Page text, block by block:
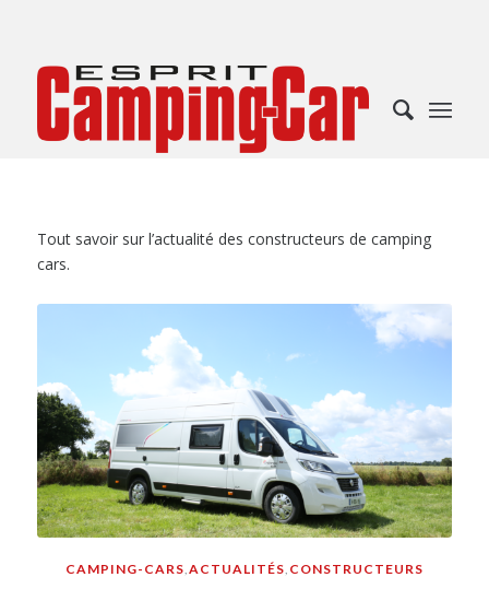
Tout savoir sur l’actualité des constructeurs de camping
cars.
CAMPING-CARS,ACTUALITÉS, CONSTRUCTEURS